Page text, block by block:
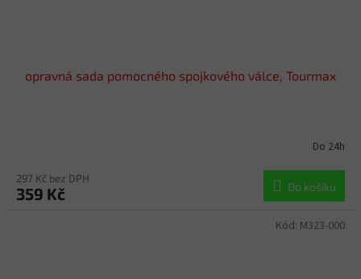
opravná sada pomocného spojkového válce, Tourmax
Do 24h
297 Kč bez DPH
359 Kč Do košíku
Kód: M323-000